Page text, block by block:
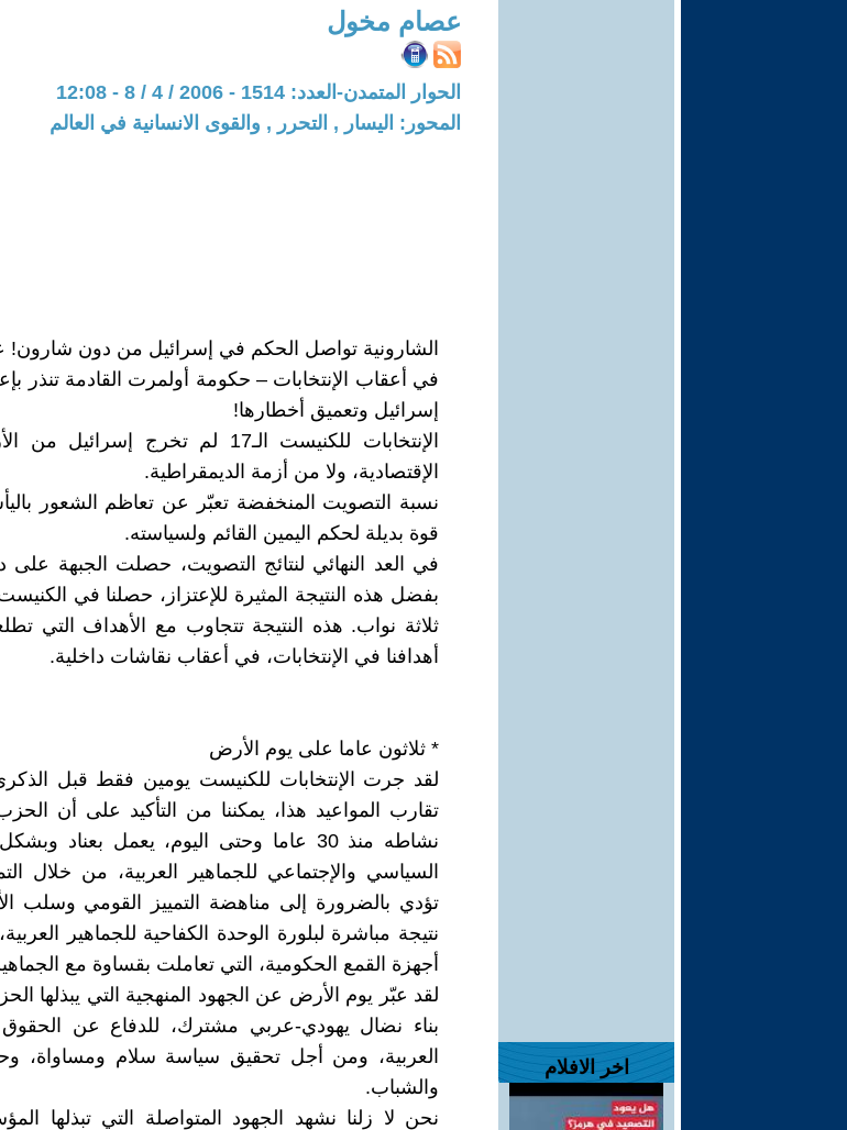
اخر الافلام
عصام مخول
الحوار المتمدن-العدد: 1514 - 2006 / 4 / 8 - 12:08
المحور: اليسار , التحرر , والقوى الانسانية في العالم
الشارونية تواصل الحكم في إسرائيل من دون
في أعقاب الإنتخابات – حكومة أولمرت القادمة تنذر
إسرائيل وتعميق أخطارها!
الإنتخابات للكنيست الـ17 لم تخرج
الإقتصادية، ولا من أزمة الديمقراطية.
نسبة التصويت المنخفضة تعبّر عن تعاظم الشعور
قوة بديلة لحكم اليمين القائم ولسياسته.
بفضل هذه النتيجة المثيرة للإعتزاز، حصلنا في
ثلاثة نواب. هذه النتيجة تتجاوب مع الأهداف التي
أهدافنا في الإنتخابات، في أعقاب نقاشات داخلية.
* ثلاثون عاما على يوم الأرض
تقارب المواعيد هذا، يمكننا من التأكيد على أن
نشاطه منذ 30 عاما وحتى اليوم، يعمل
السياسي والإجتماعي للجماهير العربية، من خلال
تؤدي بالضرورة إلى مناهضة التمييز القومي وسلب
نتيجة مباشرة لبلورة الوحدة الكفاحية للجماهير
أجهزة القمع الحكومية، التي تعاملت بقساوة مع
لقد عبّر يوم الأرض عن الجهود المنهجية التي يبذلها
بناء نضال يهودي-عربي مشترك، للدفاع عن الحقوق
العربية، ومن أجل تحقيق سياسة سلام ومساواة،
والشباب.
نحن لا زلنا نشهد الجهود المتواصلة التي تبذلها